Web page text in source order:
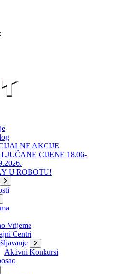
AKCIJE
CIJENE 18.06-
U ROBOTU!
Vrijeme
Centri
Aktivni Konkursi